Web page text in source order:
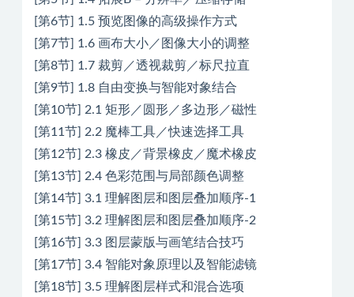
[第6节] 1.5 预览图像的高级操作方式
[第7节] 1.6 画布大小／图像大小的调整
[第8节] 1.7 裁剪／透视裁剪／标尺拉直
[第9节] 1.8 自由变换与智能对象结合
[第10节] 2.1 矩形／圆形／多边形／磁性
[第11节] 2.2 魔棒工具／快速选择工具
[第12节] 2.3 橡皮／背景橡皮／魔术橡皮
[第13节] 2.4 色彩范围与局部颜色调整
[第14节] 3.1 理解图层和图层叠加顺序-1
[第15节] 3.2 理解图层和图层叠加顺序-2
[第16节] 3.3 图层蒙版与画笔结合技巧
[第17节] 3.4 智能对象原理以及智能滤镜
[第18节] 3.5 理解图层样式和混合选项